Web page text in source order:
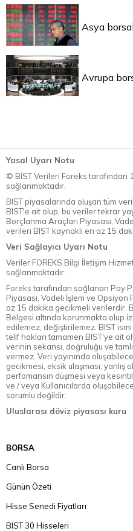
Asya
Avrupa
Yasal Uyarı Notu
© BİST Verileri Foreks tarafından
sağlanmaktadır.
BIST piyasalarında oluşan tüm
BIST'e ait olup, bu veriler tekrar
Borçlanma Araçları Piyasası,
verileri BIST kaynaklı en az 15
Veri Sağlayıcı Uyarı Notu
Veriler FOREKS Bilgi İletişim
sağlanmaktadır.
Foreks tarafından sağlanan Pay
Piyasası, Vadeli İşlem ve Opsiyon
az 15 dakika gecikmeli verilerdir.
Belgesi altında korunmakta olup
edilemez, değiştirilemez. BIST
telif hakları tamamen BIST'ye ait
verinin sekansı, doğruluğu ve
vermez. Veri yayınında
gecikmesi, eksik ulaşması, yanlış
perfomansın düşmesi veya
ve / veya Kullanıcılarda
sorumlu değildir.
Uluslarası döviz piyasası kuru
BORSA
Canlı Borsa
Günün Özeti
Hisse Senedi Fiyatları
BIST 30 Hisseleri